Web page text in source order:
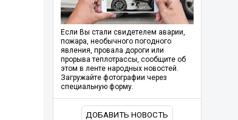
Если Вы стали свидетелем аварии,
пожара, необычного погодного
явления, провала дороги или
прорыва теплотрассы, сообщите об
этом в ленте народных новостей.
Загружайте фотографии через
специальную форму.
ДОБАВИТЬ НОВОСТЬ